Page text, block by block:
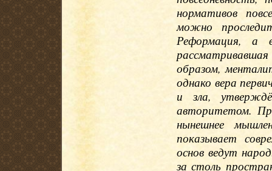
нормативов
можно
Реформация, а
образом,
однако вера
и зла,
авторитетом.
нынешнее
показывает
основ ведут
за столь